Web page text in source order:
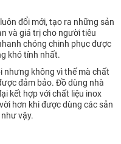
đổi mới, tạo ra những sản
và giá trị cho người tiêu
chóng chinh phục được
khó tính nhất.
nhưng không vì thế mà chất
đảm bảo. Đồ dùng nhà
kết hợp với chất liệu inox
hơn khi được dùng các sản
vậy.